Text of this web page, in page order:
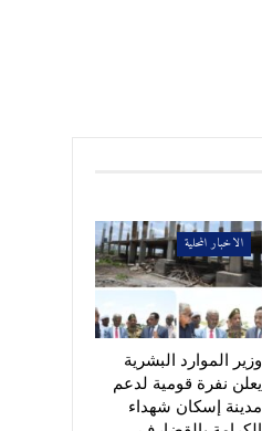
الاخبار المحلية
وزير الموارد البشرية
يعلن نفرة قومية لدعم
مدينة إسكان شهداء